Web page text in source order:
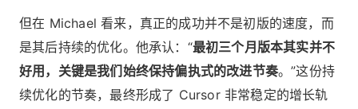
但在 Michael 看来，真正的成功并不是初版的速度，而
是其后持续的优化。他承认：“最初三个月版本其实并不
好用，关键是我们始终保持偏执式的改进节奏。”这份持
续优化的节奏，最终形成了 Cursor 非常稳定的增长轨